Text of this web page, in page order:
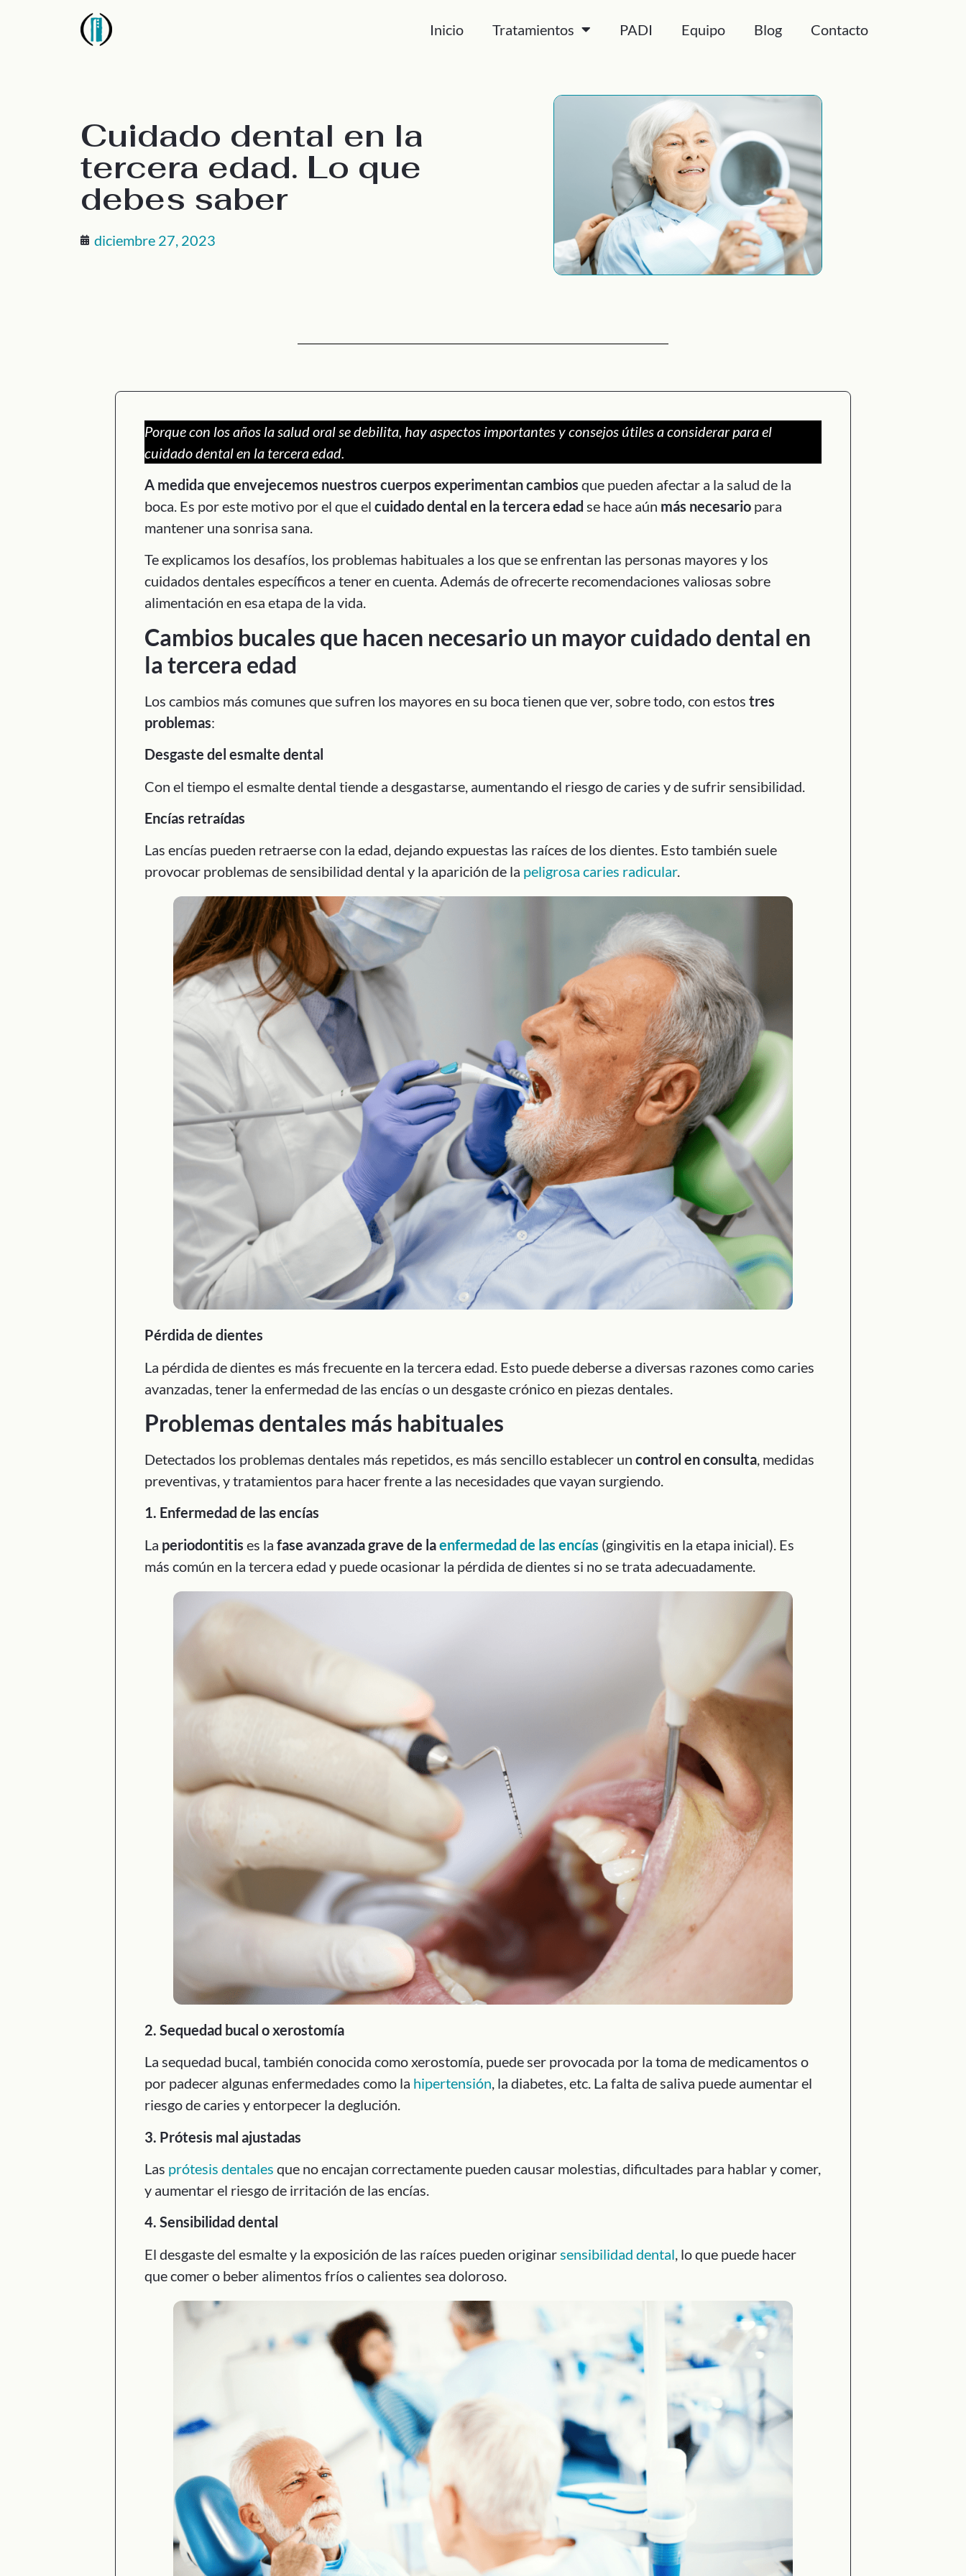
Inicio Tratamientos PADI Equipo Blog Contacto
Cuidado dental en la
tercera edad. Lo que
debes saber
diciembre 27, 2023
Porque con los años la salud oral se debilita, hay aspectos importantes y consejos útiles a considerar para el
cuidado dental en la tercera edad.
A medida que envejecemos nuestros cuerpos experimentan cambios que pueden afectar a la salud de la
boca. Es por este motivo por el que el cuidado dental en la tercera edad se hace aún más necesario para
mantener una sonrisa sana.
Te explicamos los desafíos, los problemas habituales a los que se enfrentan las personas mayores y los
cuidados dentales específicos a tener en cuenta. Además de ofrecerte recomendaciones valiosas sobre
alimentación en esa etapa de la vida.
Cambios bucales que hacen necesario un mayor cuidado dental en
la tercera edad
Los cambios más comunes que sufren los mayores en su boca tienen que ver, sobre todo, con estos tres
problemas:
Desgaste del esmalte dental
Con el tiempo el esmalte dental tiende a desgastarse, aumentando el riesgo de caries y de sufrir sensibilidad.
Encías retraídas
Las encías pueden retraerse con la edad, dejando expuestas las raíces de los dientes. Esto también suele
provocar problemas de sensibilidad dental y la aparición de la peligrosa caries radicular.
Pérdida de dientes
La pérdida de dientes es más frecuente en la tercera edad. Esto puede deberse a diversas razones como caries
avanzadas, tener la enfermedad de las encías o un desgaste crónico en piezas dentales.
Problemas dentales más habituales
Detectados los problemas dentales más repetidos, es más sencillo establecer un control en consulta, medidas
preventivas, y tratamientos para hacer frente a las necesidades que vayan surgiendo.
1. Enfermedad de las encías
La periodontitis es la fase avanzada grave de laenfermedad de las encías (gingivitis en la etapa inicial). Es
más común en la tercera edad y puede ocasionar la pérdida de dientes si no se trata adecuadamente.
2. Sequedad bucal o xerostomía
La sequedad bucal, también conocida como xerostomía, puede ser provocada por la toma de medicamentos o
por padecer algunas enfermedades como la hipertensión, la diabetes, etc. La falta de saliva puede aumentar el
riesgo de caries y entorpecer la deglución.
3. Prótesis mal ajustadas
Las prótesis dentales que no encajan correctamente pueden causar molestias, dificultades para hablar y comer,
y aumentar el riesgo de irritación de las encías.
4. Sensibilidad dental
El desgaste del esmalte y la exposición de las raíces pueden originar sensibilidad dental , lo que puede hacer
que comer o beber alimentos fríos o calientes sea doloroso.